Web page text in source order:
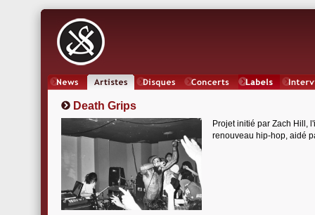
Death Grips
Projet initié par Zach Hill,
renouveau hip-hop, aidé